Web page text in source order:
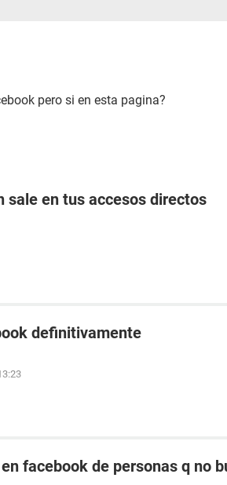
pero si en esta pagina?
sale en tus accesos directos
definitivamente
facebook de personas q no